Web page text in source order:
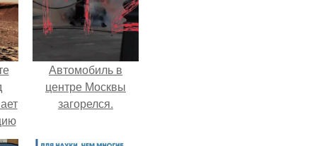
Автомобиль в
центре Москвы
загорелся.